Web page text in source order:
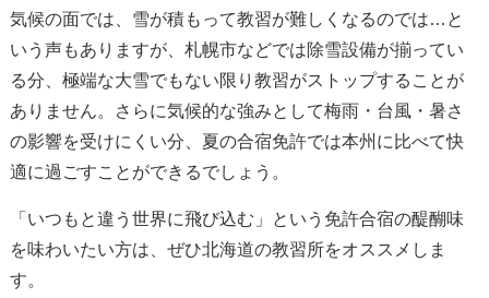
気候の面では、雪が積もって教習が難しくなるのでは…と
いう声もありますが、札幌市などでは除雪設備が揃ってい
る分、極端な大雪でもない限り教習がストップすることが
ありません。さらに気候的な強みとして梅雨・台風・暑さ
の影響を受けにくい分、夏の合宿免許では本州に比べて快
適に過ごすことができるでしょう。
「いつもと違う世界に飛び込む」という免許合宿の醍醐味
を味わいたい方は、ぜひ北海道の教習所をオススメしま
す。